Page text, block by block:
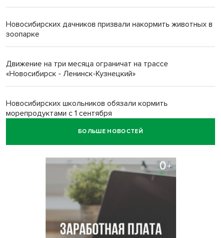
Новосибирских дачников призвали накормить животных в
зоопарке
Движение на три месяца ограничат на трассе
«Новосибирск - Ленинск-Кузнецкий»
Новосибирских школьников обязали кормить
морепродуктами с 1 сентября
БОЛЬШЕ НОВОСТЕЙ